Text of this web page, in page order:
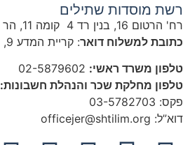
רשת מוסדות שתילים
רח' הרטום 16, בנין רד 4 קומה 11, הר חוצבים ירושלים.
כתובת למשלוח דואר: קריית המדע 9, מס' תיבת דואר 45217 ע״ש שתילים
טלפון משרד ראשי:
טלפון מחלקת שכר והנהלת חשבונות:
פקס: 03-5782703
דוא”ל: officejer@shtilim.org